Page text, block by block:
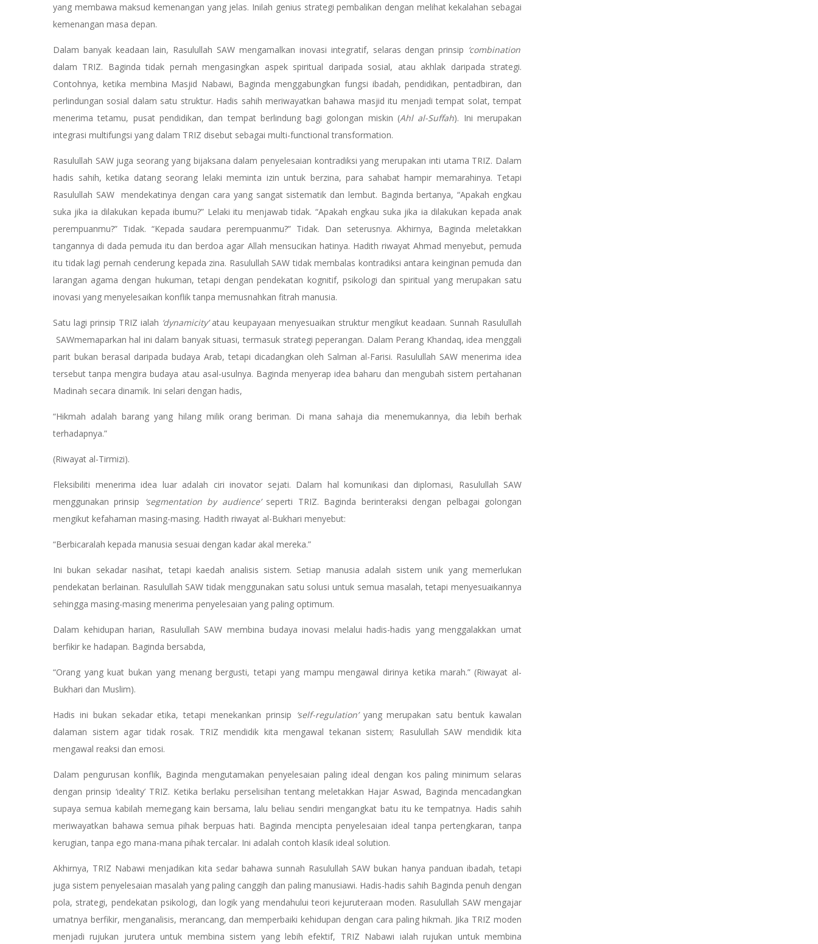
yang membawa maksud kemenangan yang jelas. Inilah genius strategi pembalikan dengan melihat kekalahan sebagai
kemenangan masa depan.
Dalam banyak keadaan lain, Rasulullah SAW mengamalkan inovasi integratif, selaras dengan prinsip ‘combination’
dalam TRIZ. Baginda tidak pernah mengasingkan aspek spiritual daripada sosial, atau akhlak daripada strategi.
Contohnya, ketika membina Masjid Nabawi, Baginda menggabungkan fungsi ibadah, pendidikan, pentadbiran, dan
perlindungan sosial dalam satu struktur. Hadis sahih meriwayatkan bahawa masjid itu menjadi tempat solat, tempat
menerima tetamu, pusat pendidikan, dan tempat berlindung bagi golongan miskin (Ahl al-Suffah). Ini merupakan
integrasi multifungsi yang dalam TRIZ disebut sebagai multi-functional transformation.
Rasulullah SAW juga seorang yang bijaksana dalam penyelesaian kontradiksi yang merupakan inti utama TRIZ. Dalam
hadis sahih, ketika datang seorang lelaki meminta izin untuk berzina, para sahabat hampir memarahinya. Tetapi
Rasulullah SAW mendekatinya dengan cara yang sangat sistematik dan lembut. Baginda bertanya, “Apakah engkau
suka jika ia dilakukan kepada ibumu?” Lelaki itu menjawab tidak. “Apakah engkau suka jika ia dilakukan kepada anak
perempuanmu?” Tidak. “Kepada saudara perempuanmu?” Tidak. Dan seterusnya. Akhirnya, Baginda meletakkan
tangannya di dada pemuda itu dan berdoa agar Allah mensucikan hatinya. Hadith riwayat Ahmad menyebut, pemuda
itu tidak lagi pernah cenderung kepada zina. Rasulullah SAW tidak membalas kontradiksi antara keinginan pemuda dan
larangan agama dengan hukuman, tetapi dengan pendekatan kognitif, psikologi dan spiritual yang merupakan satu
inovasi yang menyelesaikan konflik tanpa memusnahkan fitrah manusia.
Satu lagi prinsip TRIZ ialah ‘dynamicity’atau keupayaan menyesuaikan struktur mengikut keadaan. Sunnah Rasulullah
SAWmemaparkan hal ini dalam banyak situasi, termasuk strategi peperangan. Dalam Perang Khandaq, idea menggali
parit bukan berasal daripada budaya Arab, tetapi dicadangkan oleh Salman al-Farisi. Rasulullah SAW menerima idea
tersebut tanpa mengira budaya atau asal-usulnya. Baginda menyerap idea baharu dan mengubah sistem pertahanan
Madinah secara dinamik. Ini selari dengan hadis,
“Hikmah adalah barang yang hilang milik orang beriman. Di mana sahaja dia menemukannya, dia lebih berhak
terhadapnya.”
(Riwayat al-Tirmizi).
Fleksibiliti menerima idea luar adalah ciri inovator sejati. Dalam hal komunikasi dan diplomasi, Rasulullah SAW
menggunakan prinsip
‘segmentation by audience’ seperti TRIZ. Baginda berinteraksi dengan pelbagai golongan
mengikut kefahaman masing-masing. Hadith riwayat al-Bukhari menyebut:
“Berbicaralah kepada manusia sesuai dengan kadar akal mereka.”
Ini bukan sekadar nasihat, tetapi kaedah analisis sistem. Setiap manusia adalah sistem unik yang memerlukan
pendekatan berlainan. Rasulullah SAW tidak menggunakan satu solusi untuk semua masalah, tetapi menyesuaikannya
sehingga masing-masing menerima penyelesaian yang paling optimum.
Dalam kehidupan harian, Rasulullah SAW membina budaya inovasi melalui hadis-hadis yang menggalakkan umat
berfikir ke hadapan. Baginda bersabda,
“Orang yang kuat bukan yang menang bergusti, tetapi yang mampu mengawal dirinya ketika marah.” (Riwayat al-
Bukhari dan Muslim).
Hadis ini bukan sekadar etika, tetapi menekankan prinsip ‘self-regulation’ yang merupakan satu bentuk kawalan
dalaman sistem agar tidak rosak. TRIZ mendidik kita mengawal tekanan sistem; Rasulullah SAW mendidik kita
mengawal reaksi dan emosi.
Dalam pengurusan konflik, Baginda mengutamakan penyelesaian paling ideal dengan kos paling minimum selaras
dengan prinsip ‘ideality’ TRIZ. Ketika berlaku perselisihan tentang meletakkan Hajar Aswad, Baginda mencadangkan
supaya semua kabilah memegang kain bersama, lalu beliau sendiri mengangkat batu itu ke tempatnya. Hadis sahih
meriwayatkan bahawa semua pihak berpuas hati. Baginda mencipta penyelesaian ideal tanpa pertengkaran, tanpa
kerugian, tanpa ego mana-mana pihak tercalar. Ini adalah contoh klasik ideal solution.
Akhirnya, TRIZ Nabawi menjadikan kita sedar bahawa sunnah Rasulullah SAW bukan hanya panduan ibadah, tetapi
juga sistem penyelesaian masalah yang paling canggih dan paling manusiawi. Hadis-hadis sahih Baginda penuh dengan
pola, strategi, pendekatan psikologi, dan logik yang mendahului teori kejuruteraan moden. Rasulullah SAW mengajar
umatnya berfikir, menganalisis, merancang, dan memperbaiki kehidupan dengan cara paling hikmah. Jika TRIZ moden
menjadi rujukan jurutera untuk membina sistem yang lebih efektif, TRIZ Nabawi ialah rujukan untuk membina